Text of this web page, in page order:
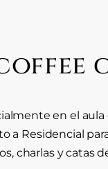
coffee
en el
a Residencial
charlas y catas